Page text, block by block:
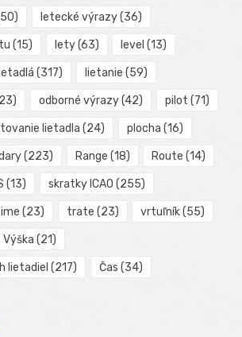
letecké výrazy(36)
(15) lety(63) level (13)
(317) lietanie (59)
odborné výrazy(42) pilot (71)
lietadla (24) plocha (16)
(223) Range (18) Route (14)
(13) skratky ICAO (255)
(23) trate (23) vrtuľník(55)
Výška (21)
lietadiel (217) Čas (34)